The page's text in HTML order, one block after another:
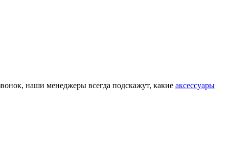
наши менеджеры всегда подскажут, какие аксессуары